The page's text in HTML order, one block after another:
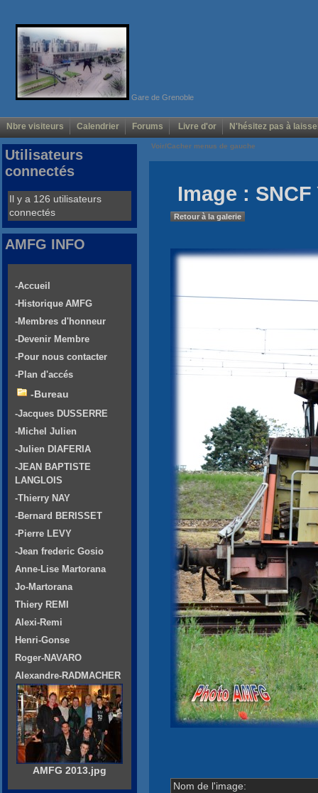
Gare de Grenoble
Nbre visiteurs Calendrier Forums Livre d'or N'hésitez pas à
Voir/Cacher menus de gauche
Image :
Retour à la galerie
Nom de l'image:
Utilisateurs
connectés
Il y a 126 utilisateurs
connectés
AMFG INFO
-Accueil
-Historique AMFG
-Membres d'honneur
-Devenir Membre
-Pour nous contacter
-Plan d'accés
-Bureau
-Jacques DUSSERRE
-Michel Julien
-Julien DIAFERIA
-JEAN BAPTISTE
LANGLOIS
-Thierry NAY
-Bernard BERISSET
-Pierre LEVY
-Jean frederic Gosio
Anne-Lise Martorana
Jo-Martorana
Thiery REMI
Alexi-Remi
Henri-Gonse
Roger-NAVARO
Alexandre-RADMACHER
AMFG 2013.jpg